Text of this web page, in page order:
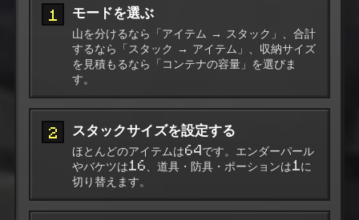
1 モードを選ぶ
山を分けるなら「アイテム → スタック」、合計
するなら「スタック → アイテム」、収納サイズ
を見積もるなら「コンテナの容量」を選びま
す。
2 スタックサイズを設定する
ほとんどのアイテムは64です。エンダーパール
やバケツは16、道具・防具・ポーションは1に
切り替えます。